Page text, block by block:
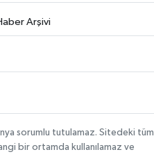
Arşivi
sorumlu tutulamaz. Sitedeki tüm
bir ortamda kullanılamaz ve